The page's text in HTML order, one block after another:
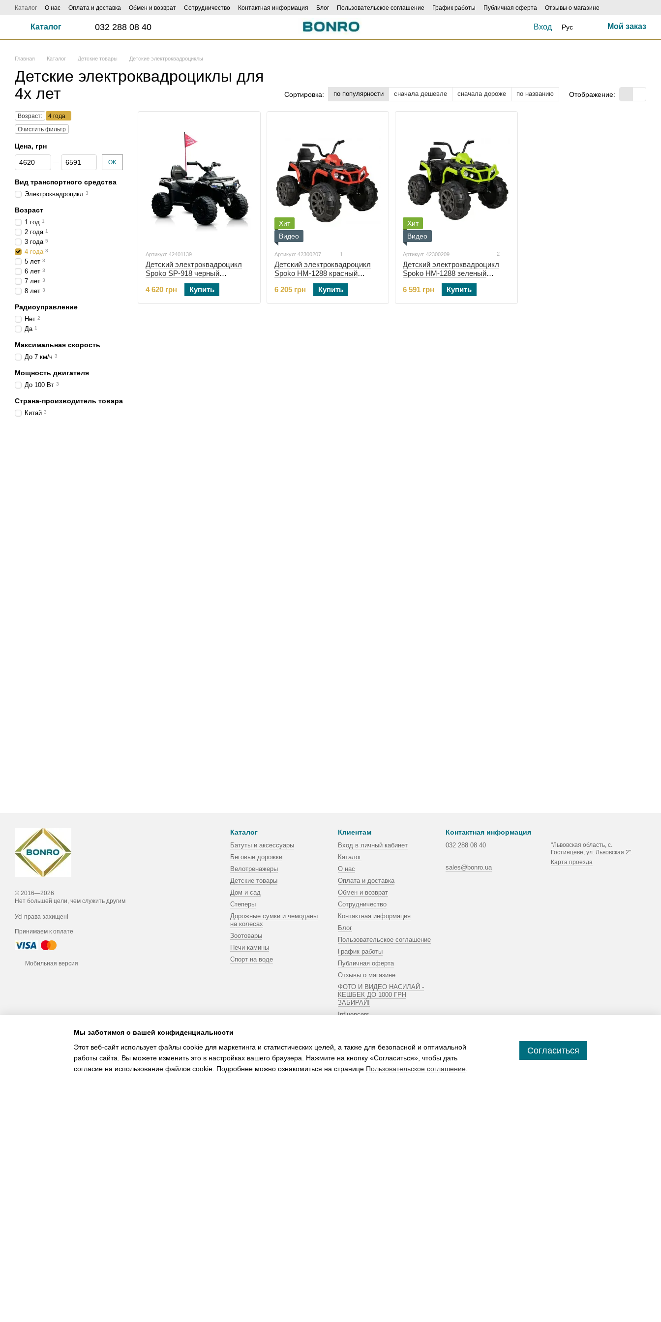
Перейти к основному контенту
Каталог О нас Оплата и доставка Обмен и возврат Сотрудничество Контактная информация Блог Пользовательское соглашение График работы Публичная оферта
Отзывы о магазине
Каталог 032 288 08 40 Вход Рус Мой заказ
Главная Каталог Детские товары Детские электроквадроциклы
Детские электроквадроциклы для
4х лет
Сортировка: по популярности сначала дешевле сначала дороже по названию Отображение:
Артикул: 42401139
Детский электроквадроцикл
Spoko SP-918 черный
4 620 грн
Купить
Хит
Видео
Артикул: 42300207 1
Детский электроквадроцикл
Spoko HM-1288 красный
6 205 грн
Купить
Хит
Видео
Артикул: 42300209 2
Детский электроквадроцикл
Spoko HM-1288 зеленый
6 591 грн
Купить
Возраст:
4 года
Очистить фильтр
Цена, грн
От Цена, грн
До Цена, грн OK
Вид транспортного средства
Электроквадроцикл 3
Возраст
1 год 1
2 года 1
3 года 5
4 года 3
5 лет 3
6 лет 3
7 лет 3
8 лет 3
Радиоуправление
Нет 2
Да 1
Максимальная скорость
До 7 км/ч 3
Мощность двигателя
До 100 Вт 3
Страна-производитель товара
Китай 3
© 2016—2026
Нет большей цели, чем служить другим
Усі права захищені
Принимаем к оплате
Мобильная версия
Каталог
Батуты и аксессуары
Беговые дорожки
Велотренажеры
Детские товары
Дом и сад
Степеры
Дорожные сумки и чемоданы
на колесах
Зоотовары
Печи-камины
Спорт на воде
Клиентам
Вход в личный кабинет
Каталог
О нас
Оплата и доставка
Обмен и возврат
Сотрудничество
Контактная информация
Блог
Пользовательское соглашение
График работы
Публичная оферта
Отзывы о магазине
ФОТО И ВИДЕО НАСИЛАЙ -
КЕШБЕК ДО 1000 ГРН
ЗАБИРАЙ!
Influencers
Контактная информация
032 288 08 40
sales@bonro.ua
"Львовская область, с.
Гостинцеве, ул. Львовская 2".
Карта проезда
Мы заботимся о вашей конфиденциальности
Этот веб-сайт использует файлы cookie для маркетинга и статистических целей, а также для безопасной и оптимальной
работы сайта. Вы можете изменить это в настройках вашего браузера. Нажмите на кнопку «Согласиться», чтобы дать
согласие на использование файлов cookie. Подробнее можно ознакомиться на странице Пользовательское соглашение
Согласиться